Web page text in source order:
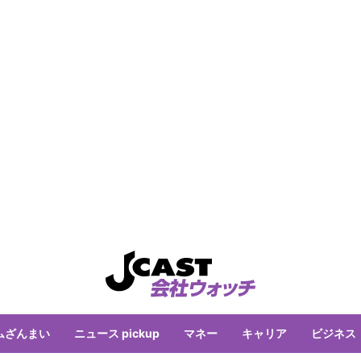
ざんまい ニュース pickup マネー キャリア ビジネス